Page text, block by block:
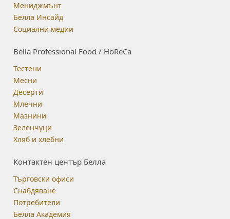
Мениджмънт
Белла Инсайд
Социални медии
Bella Professional Food / HoReCa
Тестени
Месни
Десерти
Млечни
Мазнини
Зеленчуци
Хляб и хлебни
Контактен център Белла
Търговски офиси
Снабдяване
Потребители
Белла Академия